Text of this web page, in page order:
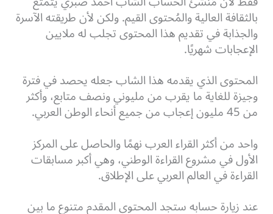
بالثقافة العالية والمُحتوى القيم. ولكن لأن طريقته الآسرة
والجذابة في تقديم هذا المحتوى تجلب له ملايين
الإعجابات شهريًا.
المحتوى الذي يقدمه هذا الشاب جعله يحصد في فترة
وجيزة للغاية ما يقرب من مليوني ونصف متابع، وأكثر
من 45 مليون إعجاب من جميع أنحاء الوطن العربي.
واحد من أكثر القراء العرب نهمًا والحاصل على المركز
الأول في مشروع القراءة الوطني، وهي أكبر مسابقات
القراءة في العالم العربي على الإطلاق.
عند زيارة حسابه ستجد المحتوى المقدم متنوع ما بين